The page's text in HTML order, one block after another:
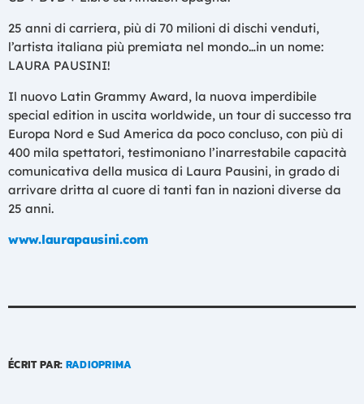
25 anni di carriera, più di 70 milioni di dischi venduti,
l’artista italiana più premiata nel mondo…in un nome:
LAURA PAUSINI!
Il nuovo Latin Grammy Award, la nuova imperdibile
special edition in uscita worldwide, un tour di successo tra
Europa Nord e Sud America da poco concluso, con più di
400 mila spettatori, testimoniano l’inarrestabile capacità
comunicativa della musica di Laura Pausini, in grado di
arrivare dritta al cuore di tanti fan in nazioni diverse da
25 anni.
www.laurapausini.com
ÉCRIT PAR: RADIOPRIMA